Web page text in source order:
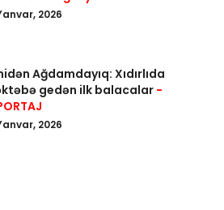
2026
Ağdamdayıq: Xıdırlıda
gedən ilk balacalar-
2026